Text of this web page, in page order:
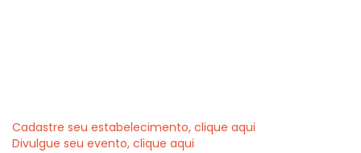
Cadastre seu estabelecimento, clique aqui
Divulgue seu evento, clique aqui